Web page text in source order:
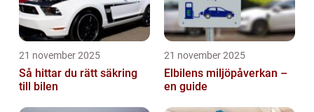
21 november 2025
Så hittar du rätt säkring
till bilen
21 november 2025
Elbilens miljöpåverkan –
en guide